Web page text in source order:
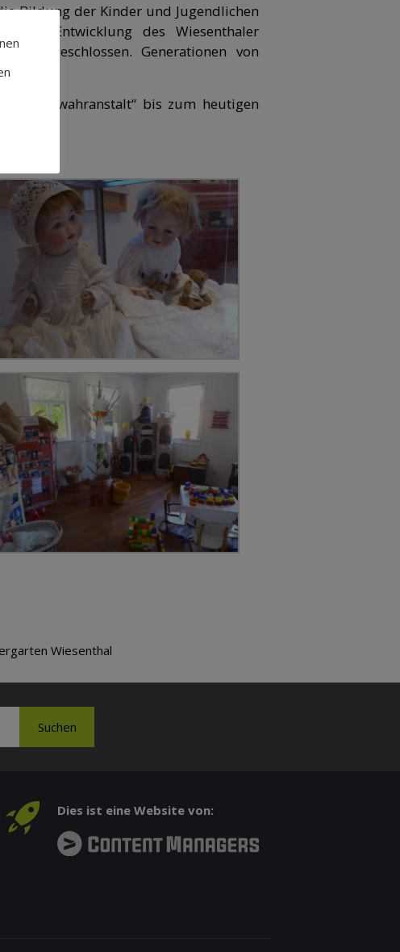
Bildung der Kinder und Jugendlichen
und Entwicklung des Wiesenthaler
geschlossen. Generationen von
„Bewahranstalt“ bis zum heutigen
Wiesenthal
Suchen
Dies ist eine Website von: